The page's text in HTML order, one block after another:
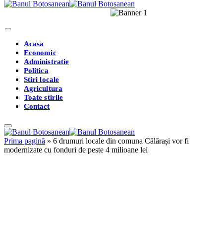
Acasa
Economic
Administratie
Politica
Stiri locale
Agricultura
Toate stirile
Contact
Prima pagină » 6 drumuri locale din comuna Călărași vor fi
modernizate cu fonduri de peste 4 milioane lei